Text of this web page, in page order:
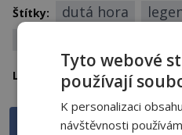
Štítky: dutá hora
Lokalita:
Sdílet na
Tyto webové
používají
K personalizaci
návštěvnosti